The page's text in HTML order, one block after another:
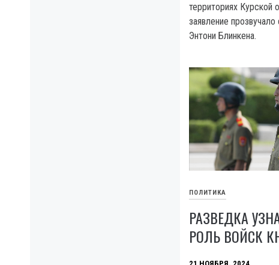
территориях Курской
заявление
Энтони Блинкена.
ПОЛИТИКА
РАЗВЕДКА
РОЛЬ ВОЙСК